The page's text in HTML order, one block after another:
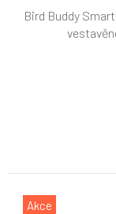
Bird Buddy
Akce